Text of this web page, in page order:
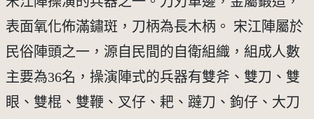
表面氧化佈滿鏽斑，刀柄為長木柄。 宋江陣屬於
民俗陣頭之一，源自民間的自衛組織，組成人數
主要為36名，操演陣式的兵器有雙斧、雙刀、雙
眼、雙棍、雙鞭、叉仔、耙、躂刀、鉤仔、大刀